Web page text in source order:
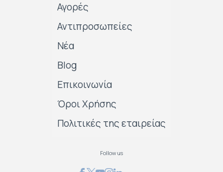
Αγορές
Αντιπροσωπείες
Νέα
Blog
Επικοινωνία
Όροι Χρήσης
Πολιτικές της εταιρείας
Follow us